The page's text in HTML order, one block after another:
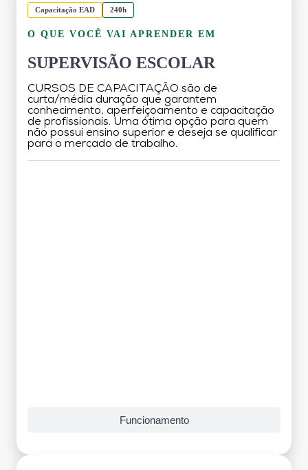
Capacitação EAD 240h
O QUE VOCÊ VAI APRENDER EM
SUPERVISÃO ESCOLAR
CURSOS DE CAPACITAÇÃO são de
curta/média duração que garantem
conhecimento, aperfeiçoamento e capacitação
de profissionais. Uma ótima opção para quem
não possui ensino superior e deseja se qualificar
para o mercado de trabalho.
Funcionamento